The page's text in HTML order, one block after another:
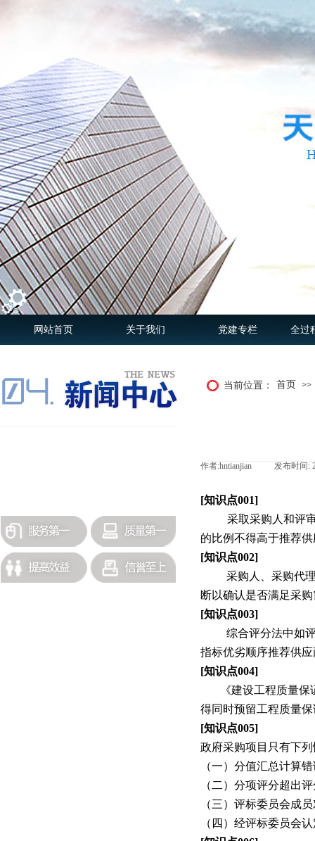
网站首页 关于我们 党建专栏 全过
当前位置： 首页 >>
作者:hntianjian 发布时间:
[知识点001]
采取采购人和评
的比例不得高于推荐
[知识点002]
采购人、采购代
断以确认是否满足采
[知识点003]
综合评分法中如
指标优劣顺序推荐供
[知识点004]
《建设工程质量
得同时预留工程质量保
[知识点005]
政府采购项目只有下
（一）分值汇总计算
（二）分项评分超出
（三）评标委员会成
（四）经评标委员会